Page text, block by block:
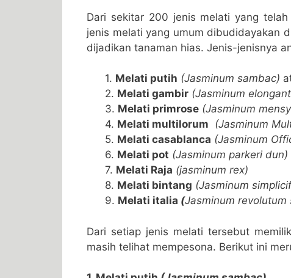
Dari sekitar 200 jenis melati yang
jenis melati yang umum dibudidayakan
dijadikan tanaman hias. Jenis-jenisnya
1. Melati putih (Jasminum sambac)
2. Melati gambir (Jasminum
3. Melati primrose (Jasminum
4. Melati multilorum
(Jasminum
5. Melati casablanca (Jasminum
6. Melati pot (Jasminum parkeri dun)
7. Melati Raja (jasminum rex)
8. Melati bintang (Jasminum
9. Melati italia (Jasminum revolutum
Dari setiap jenis melati tersebut
masih telihat mempesona. Berikut ini